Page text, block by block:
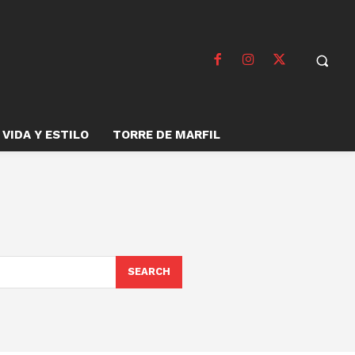
VIDA Y ESTILO TORRE DE MARFIL
SEARCH